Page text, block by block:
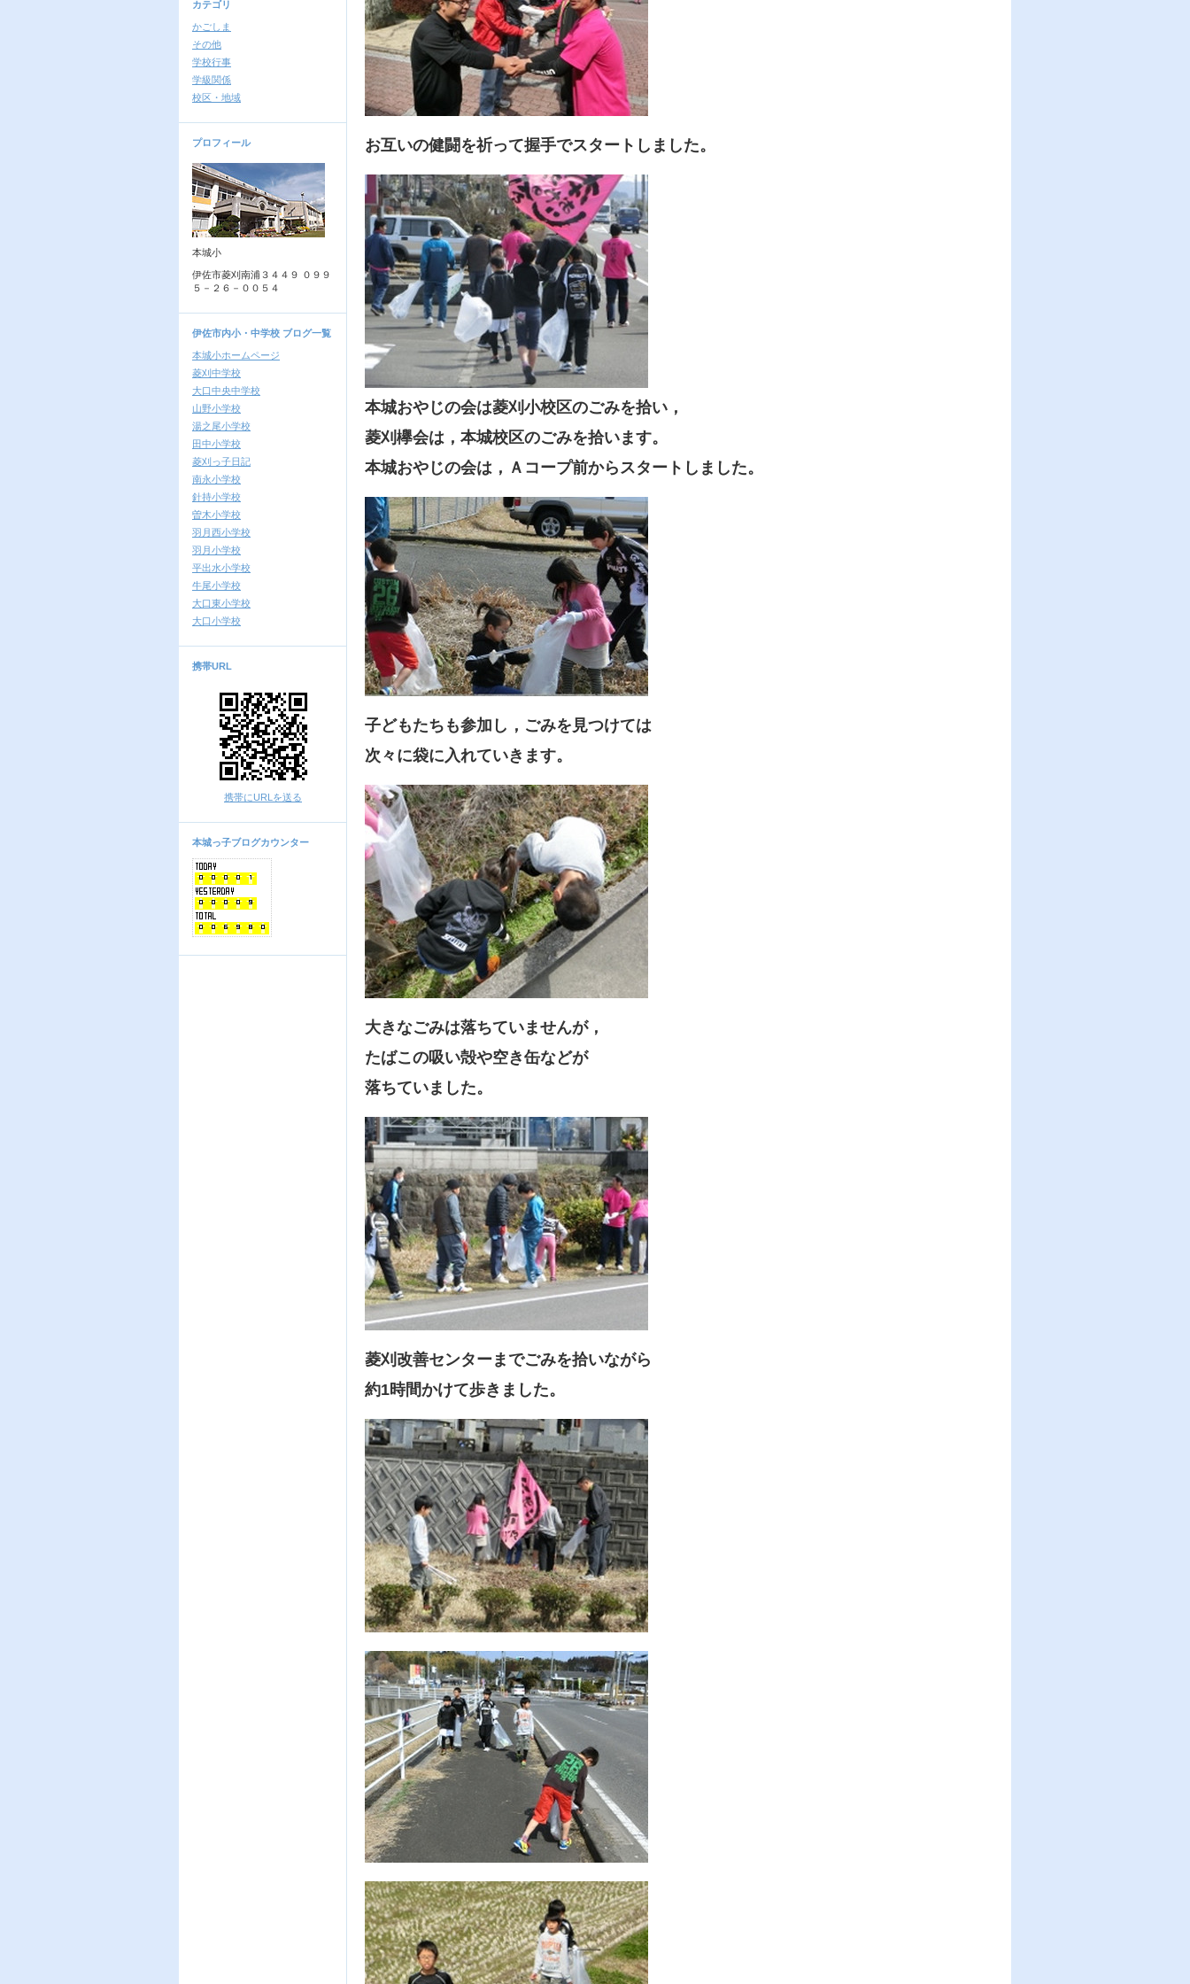
カテゴリ
かごしま
その他
学校行事
学級関係
校区・地域
プロフィール
本城小
伊佐市菱刈南浦３４４９ ０９９
５－２６－００５４
伊佐市内小・中学校 ブログ一覧
本城小ホームページ
菱刈中学校
大口中央中学校
山野小学校
湯之尾小学校
田中小学校
菱刈っ子日記
南永小学校
針持小学校
曽木小学校
羽月西小学校
羽月小学校
平出水小学校
牛尾小学校
大口東小学校
大口小学校
携帯URL
携帯にURLを送る
本城っ子ブログカウンター
お互いの健闘を祈って握手でスタートしました。
本城おやじの会は菱刈小校区のごみを拾い，
菱刈欅会は，本城校区のごみを拾います。
本城おやじの会は，Ａコープ前からスタートしました。
子どもたちも参加し，ごみを見つけては
次々に袋に入れていきます。
大きなごみは落ちていませんが，
たばこの吸い殻や空き缶などが
落ちていました。
菱刈改善センターまでごみを拾いながら
約1時間かけて歩きました。